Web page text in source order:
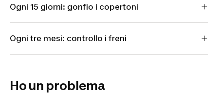
Ogni 15 giorni: gonfio i copertoni
Ogni tre mesi: controllo i freni
Ho un problema